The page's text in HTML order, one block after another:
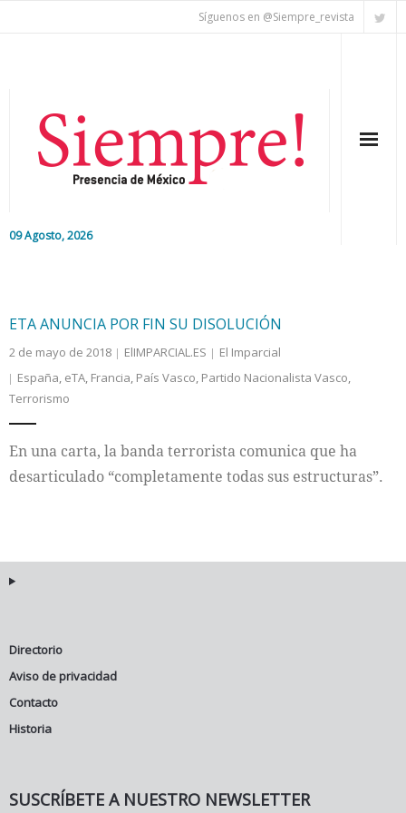
Síguenos en @Siempre_revista
09 Agosto, 2026
Nacional
Colaboradores
Internacional
ETA ANUNCIA POR FIN SU DISOLUCIÓN
2 de mayo de 2018 ElIMPARCIAL.ES
El Imparcial
España, eTA, Francia, País Vasco, Partido Nacionalista Vasco,
Terrorismo
En una carta, la banda terrorista comunica que ha
desarticulado “completamente todas sus estructuras”.
Directorio
Aviso de privacidad
Contacto
Historia
SUSCRÍBETE A NUESTRO NEWSLETTER